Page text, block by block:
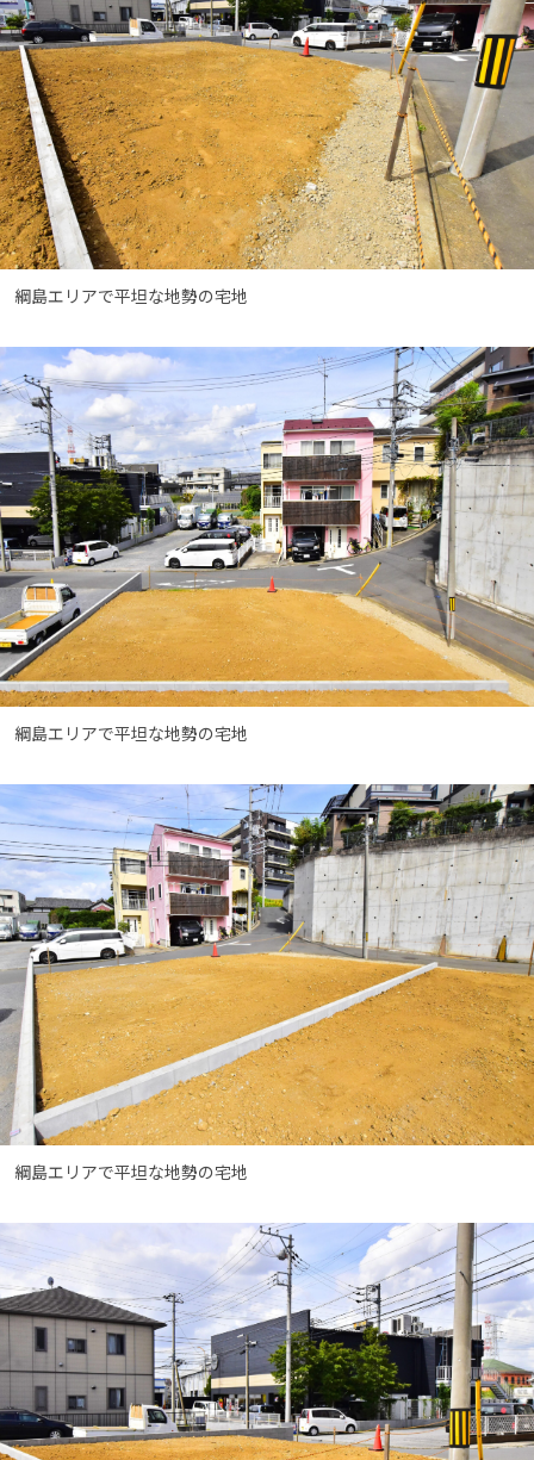
営業時間／10：00〜19：00 定休日／水曜日
お問い合わせ
綱島エリアで平坦な地勢の宅地
綱島エリアで平坦な地勢の宅地
綱島エリアで平坦な地勢の宅地